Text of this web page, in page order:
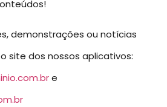
demonstrações ou notícias
site dos nossos aplicativos:
e